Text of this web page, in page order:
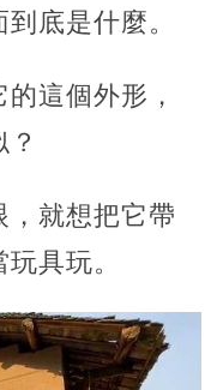
底是什麼。
這個外形，
，就想把它帶
具玩。